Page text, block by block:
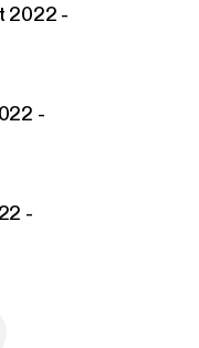
2022 -
-
-